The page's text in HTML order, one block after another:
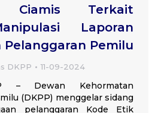
Ciamis Terkait
Laporan
Pelanggaran Pemilu
DKPP 11-09-2024
– Dewan Kehormatan
(DKPP) menggelar sidang
pelanggaran Kode Etik